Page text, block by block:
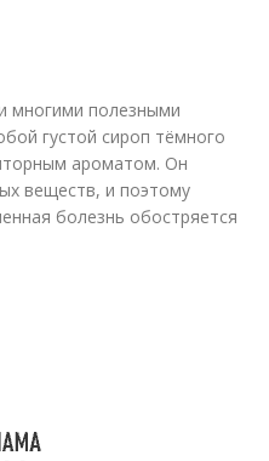
многими полезными
густой сироп тёмного
ароматом. Он
веществ, и поэтому
болезнь обостряется